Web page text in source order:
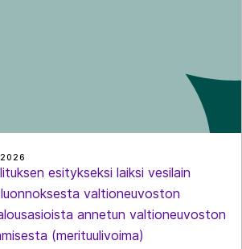
esitykseksi laiksi vesilain
valtioneuvoston
annetun valtioneuvoston
(merituulivoima)